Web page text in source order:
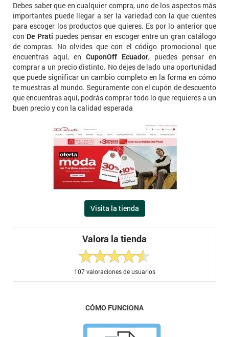
Debes saber que en cualquier compra, uno de los aspectos más
importantes puede llegar a ser la variedad con la que cuentes
para escoger los productos que quieres. Es por lo anterior que
con De Prati puedes pensar en escoger entre un gran catálogo
de compras. No olvides que con el código promocional que
encuentras aquí, en CuponOff Ecuador, puedes pensar en
comprar a un precio distinto. No dejes de lado una oportunidad
que puede significar un cambio completo en la forma en cómo
te muestras al mundo. Seguramente con el cupón de descuento
que encuentras aquí, podrás comprar todo lo que requieres a un
buen precio y con la calidad esperada
Visita la tienda
Valora la tienda
107valoraciones de usuarios
CÓMO FUNCIONA